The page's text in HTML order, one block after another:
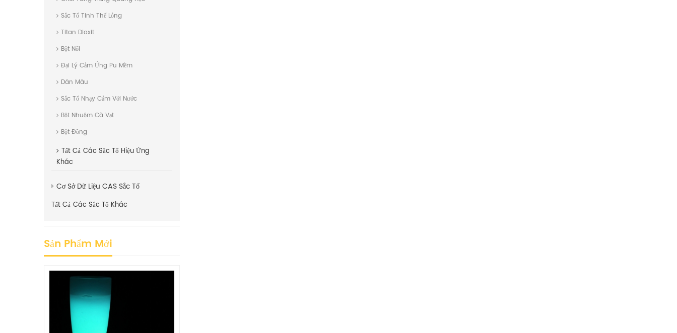
Sắc Tố Tinh Thể Lỏng
Titan Dioxit
Bột Nổi
Đại Lý Cảm Ứng Pu Mềm
Dán Màu
Sắc Tố Nhạy Cảm Với Nước
Bột Nhuộm Cà Vạt
Bột Đồng
Tất Cả Các Sắc Tố Hiệu Ứng
Khác
Cơ Sở Dữ Liệu CAS Sắc Tố
Tất Cả Các Sắc Tố Khác
Sản Phẩm Mới